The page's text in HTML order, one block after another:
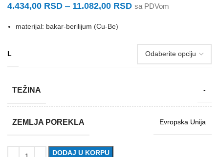
4.434,00 RSD – 11.082,00 RSD sa PDVom
materijal: bakar-berilijum (Cu-Be)
L
TEŽINA -
ZEMLJA POREKLA Evropska Unija
DODAJ U KORPU